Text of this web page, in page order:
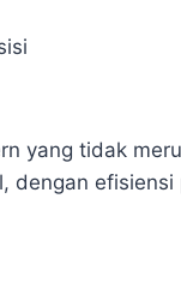
yang tidak
dengan efisiensi